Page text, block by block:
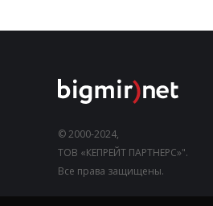
© 2000-2024,
ТОВ «КЕПРЕЙТ ПАРТНЕРС»".
Все права защищены.